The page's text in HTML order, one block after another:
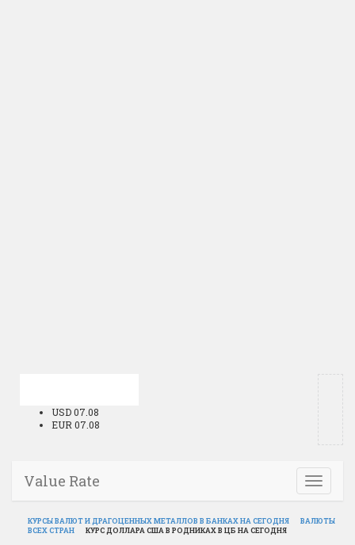
USD 07.08
EUR 07.08
Toggle
Value Rate
КУРСЫ ВАЛЮТ И ДРАГОЦЕННЫХ МЕТАЛЛОВ В БАНКАХ НА СЕГОДНЯ
ВАЛЮТЫ
ВСЕХ СТРАН
КУРС ДОЛЛАРА США В РОДНИКАХ В ЦБ НА СЕГОДНЯ